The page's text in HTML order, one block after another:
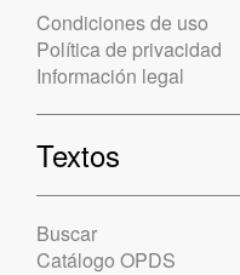
Condiciones de uso
Política de privacidad
Información legal
Textos
Buscar
Catálogo OPDS